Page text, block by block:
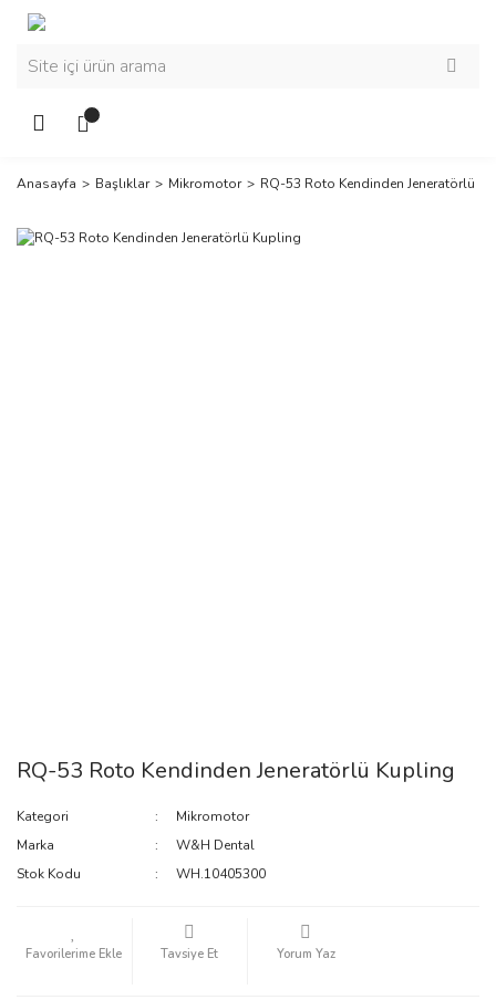
Anasayfa Başlıklar Mikromotor RQ-53 Roto Kendinden Jeneratörlü
RQ-53 Roto Kendinden Jeneratörlü Kupling
Kategori
Mikromotor
Marka
W&H Dental
Stok Kodu
WH.10405300
Tavsiye Et Yorum Yaz